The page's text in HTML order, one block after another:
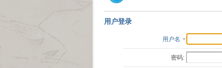
用户登录
用户名
密码: